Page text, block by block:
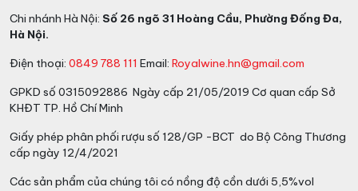
Chi nhánh Hà Nội: Số 26 ngõ 31 Hoàng Cầu, Phường Đống Đa,
Hà Nội.
Điện thoại: 0849 788 111 Email: Royalwine.hn@gmail.com
GPKD số 0315092886 Ngày cấp 21/05/2019 Cơ quan cấp Sở
KHĐT TP. Hồ Chí Minh
Giấy phép phân phối rượu số 128/GP -BCT do Bộ Công Thương
cấp ngày 12/4/2021
Các sản phẩm của chúng tôi có nồng độ cồn dưới 5,5%vol